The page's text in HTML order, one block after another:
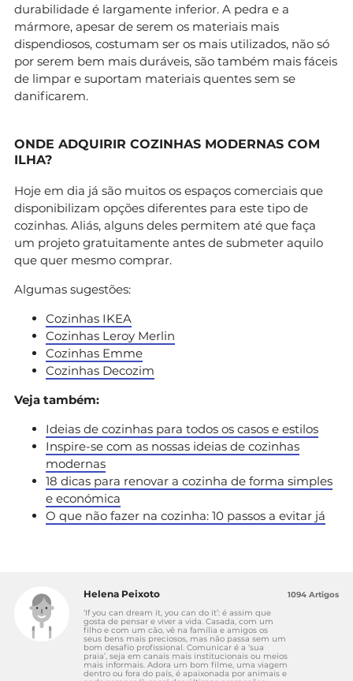
durabilidade é largamente inferior. A pedra e a
mármore, apesar de serem os materiais mais
dispendiosos, costumam ser os mais utilizados, não só
por serem bem mais duráveis, são também mais fáceis
de limpar e suportam materiais quentes sem se
danificarem.
ONDE ADQUIRIR COZINHAS MODERNAS COM
ILHA?
Hoje em dia já são muitos os espaços comerciais que
disponibilizam opções diferentes para este tipo de
cozinhas. Aliás, alguns deles permitem até que faça
um projeto gratuitamente antes de submeter aquilo
que quer mesmo comprar.
Algumas sugestões:
Cozinhas IKEA
Cozinhas Leroy Merlin
Cozinhas Emme
Cozinhas Decozim
Veja também:
Ideias de cozinhas para todos os casos e estilos
Inspire-se com as nossas ideias de cozinhas
modernas
18 dicas para renovar a cozinha de forma simples
e económica
O que não fazer na cozinha: 10 passos a evitar já
Helena Peixoto
‘If you can dream it, you can do it’: é assim que
gosta de pensar e viver a vida. Casada, com um
filho e com um cão, vê na família e amigos os
seus bens mais preciosos, mas não passa sem um
bom desafio profissional. Comunicar é a ‘sua
praia’, seja em canais mais institucionais ou meios
mais informais. Adora um bom filme, uma viagem
dentro ou fora do país, é apaixonada por animais e
1094 Artigos